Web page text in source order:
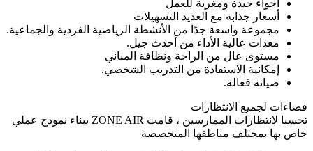
أجواء جيدة ومغرية للعمل
أسعار جذابة مع العديد التسهيلات
مجموعة واسعة جدًا من الأنشطة الرياضية الفردية والجماعية.
معدات عالية الأداء من أحدث جيل.
مستوى عال من الراحة ونظافة المباني
إمكانية الاستفادة من التدريب الشخصي.
صيانة فعالة.
فضاءات لجميع الانتظارات
تحسبا لانتظارات الممارسين ، قامت ZONE AIR ببناء نموذج عملي
خاص بها بمختلف مناطقها المتخصصة